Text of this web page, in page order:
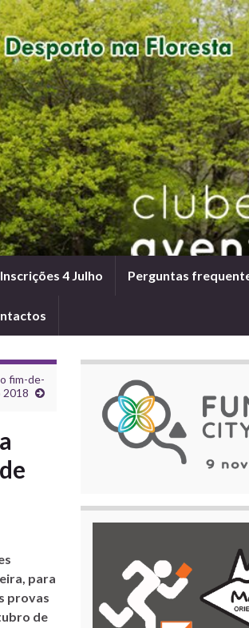
Inscrições 4 Julho Perguntas
fim-de-
2018
para
provas
de